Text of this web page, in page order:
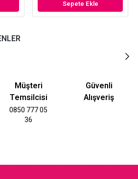
Sepete Ekle
Müşteri
Temsilcisi
0850 777 05
36
Güvenli
Alışveriş